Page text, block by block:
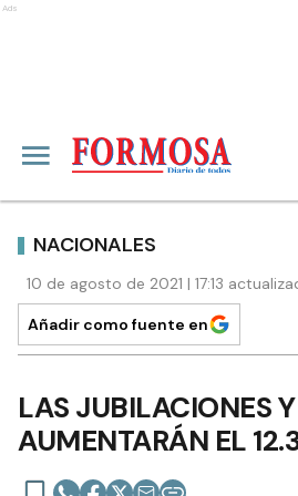
Ads
NACIONALES
10 de agosto de 2021 | 17:13
Añadir como fuente en
LAS JUBILACIONES
AUMENTARÁN EL